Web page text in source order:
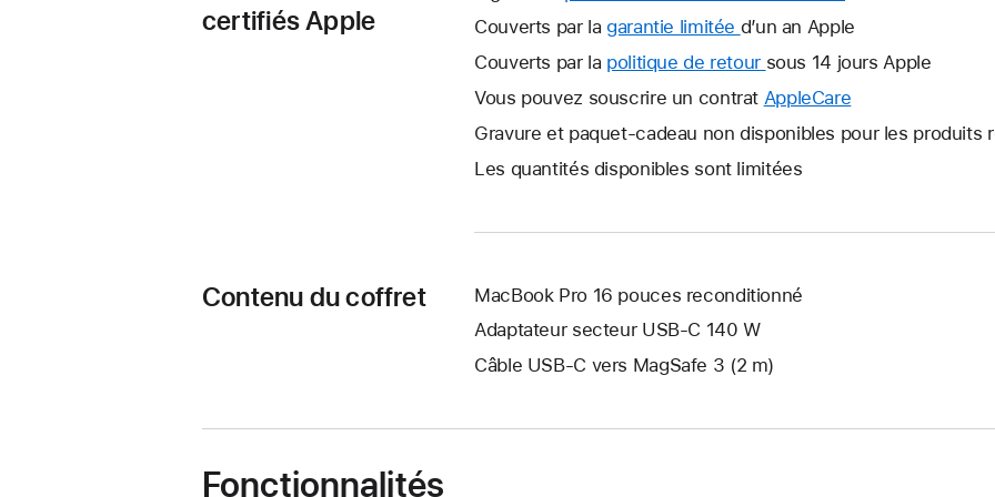
certifiés Apple
Couverts par la garantie limitée Une
nouvelle
s’ouvre.
d’un an Apple
Couverts par la politique de retour Une
nouvelle
s’ouvre.
sous 14 jours Apple
Vous pouvez souscrire un contrat AppleCare
nouvelle
Gravure et paquet-cadeau non disponibles pour les produits
Les quantités disponibles sont limitées
Contenu du coffret
MacBook Pro 16 pouces reconditionné
Adaptateur secteur USB-C 140 W
Câble USB-C vers MagSafe 3 (2 m)
Fonctionnalités